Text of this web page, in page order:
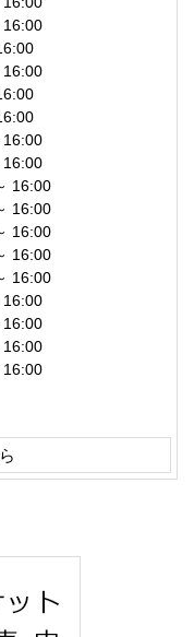
16:00
16:00
16:00
16:00
16:00
16:00
16:00
16:00
16:00
16:00
16:00
16:00
16:00